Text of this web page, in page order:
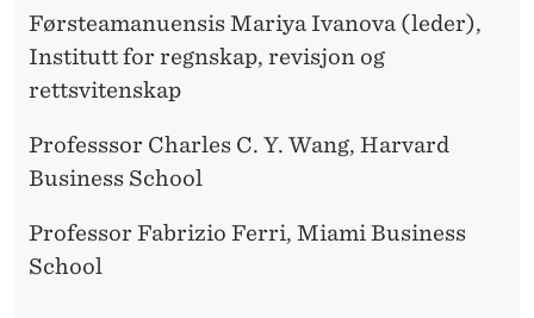
Førsteamanuensis Mariya Ivanova (leder),
Institutt for regnskap, revisjon og
rettsvitenskap
Professsor Charles C. Y. Wang, Harvard
Business School
Professor Fabrizio Ferri, Miami Business
School